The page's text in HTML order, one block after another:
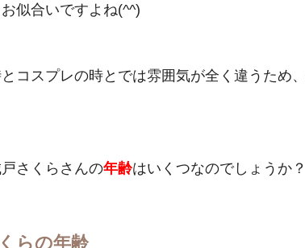
似合いですよね(^^)
コスプレの時とでは雰囲気が全く違うため
さくらさんの年齢はいくつなのでしょうか？
らの年齢